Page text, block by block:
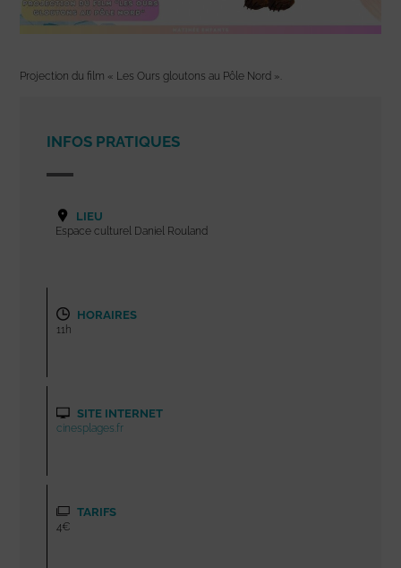
Projection du film « Les Ours gloutons au Pôle Nord ».
INFOS PRATIQUES
LIEU
Espace culturel Daniel Rouland
HORAIRES
11h
SITE INTERNET
cinesplages.fr
TARIFS
4€